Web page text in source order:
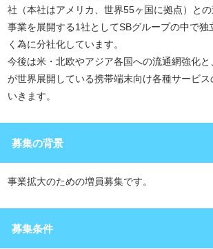
社（本社はアメリカ、世界55ヶ国に拠点）と
事業を展開する1社としてSBグループの中で独
く為に分社化しています。
今後は米・北欧やアジア各国への流通網強化
が世界展開している携帯端末向け各種サービ
いきます。
募集の背景
事業拡大のための増員募集です。
募集条件